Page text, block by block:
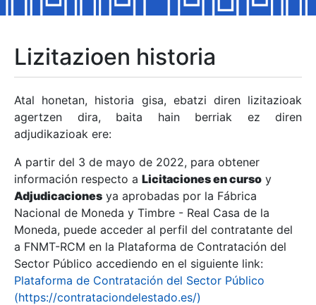
Erakutsi/Ezkutatu
Erakutsi/Ezkutatu
Erakutsi/Ezkutatu
Erakutsi/Ezkutatu
Erakutsi/Ezkutatu
Lizitazioen historia
Atal honetan, historia gisa, ebatzi diren lizitazioak
agertzen dira, baita hain berriak ez diren
adjudikazioak ere:
A partir del 3 de mayo de 2022, para obtener
información respecto a Licitaciones en curso y
Adjudicaciones ya aprobadas por la Fábrica
Nacional de Moneda y Timbre - Real Casa de la
Moneda, puede acceder al perfil del contratante del
a FNMT-RCM en la Plataforma de Contratación del
Sector Público accediendo en el siguiente link:
Plataforma de Contratación del Sector Público
(https://contrataciondelestado.es/)